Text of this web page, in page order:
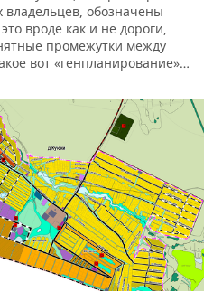
владельцев, обозначены
вроде как и не дороги,
промежутки между
вот «генпланирование»…